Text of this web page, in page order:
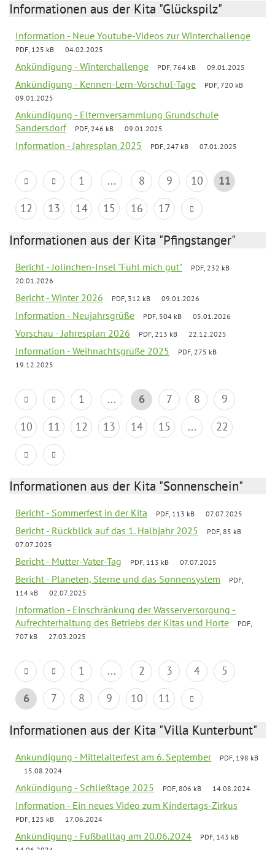
Informationen aus der Kita "Glückspilz"
Information - Neue Youtube-Videos zur Winterchallenge
PDF, 125 kB 04.02.2025
Ankündigung - Winterchallenge PDF, 764 kB 09.01.2025
Ankündigung - Kennen-Lern-Vorschul-Tage
PDF, 720 kB
09.01.2025
Ankündigung - Elternversammlung Grundschule
Sandersdorf
PDF, 246 kB 09.01.2025
Information - Jahresplan 2025 PDF, 247 kB 07.01.2025
1 ... 8 9 10
11
12
13 14 15 16 17
Informationen aus der Kita "Pfingstanger"
Bericht - Jolinchen-Insel "Fühl mich gut"
PDF, 232 kB
20.01.2026
Bericht - Winter 2026 PDF, 312 kB 09.01.2026
Information - Neujahrsgrüße PDF, 504 kB 05.01.2026
Vorschau - Jahresplan 2026 PDF, 213 kB 22.12.2025
Information - Weihnachtsgrüße 2025
PDF, 275 kB
19.12.2025
1 ... 6 7 8
9
10
11 12 13 14 15 ... 22
Informationen aus der Kita "Sonnenschein"
Bericht - Sommerfest in der Kita PDF, 113 kB 07.07.2025
Bericht - Rückblick auf das 1. Halbjahr 2025
PDF, 85 kB
07.07.2025
Bericht - Mutter-Vater-Tag PDF, 113 kB 07.07.2025
Bericht - Planeten, Sterne und das Sonnensystem
PDF,
114 kB
02.07.2025
Information - Einschränkung der Wasserversorgung -
Aufrechterhaltung des Betriebs der Kitas und Horte
PDF,
707 kB
27.03.2025
1 ... 2 3 4
5
6
7 8 9 10 11
Informationen aus der Kita "Villa Kunterbunt"
Ankündigung - Mittelalterfest am 6. September
PDF, 198 kB
15.08.2024
Ankündigung - Schließtage 2025 PDF, 806 kB 14.08.2024
Information - Ein neues Video zum Kindertags-Zirkus
PDF, 125 kB 17.06.2024
Ankündigung - Fußballtag am 20.06.2024
PDF, 143 kB